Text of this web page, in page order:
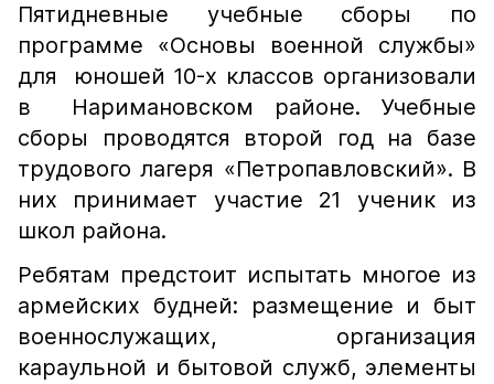
Пятидневные учебные сборы по
программе «Основы военной службы»
для юношей 10-х классов организовали
в Наримановском районе. Учебные
сборы проводятся второй год на базе
трудового лагеря «Петропавловский». В
них принимает участие 21 ученик из
школ района.
Ребятам предстоит испытать многое из
армейских будней: размещение и быт
военнослужащих, организация
караульной и бытовой служб, элементы